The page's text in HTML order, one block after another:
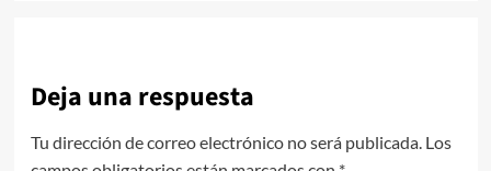
Deja una respuesta
Tu dirección de correo electrónico no será publicada. Los